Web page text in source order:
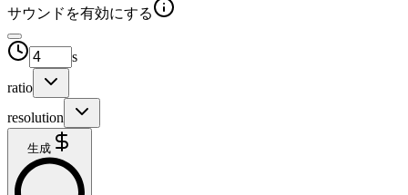
サウンドを有効にする
s
ratio
resolution
生成